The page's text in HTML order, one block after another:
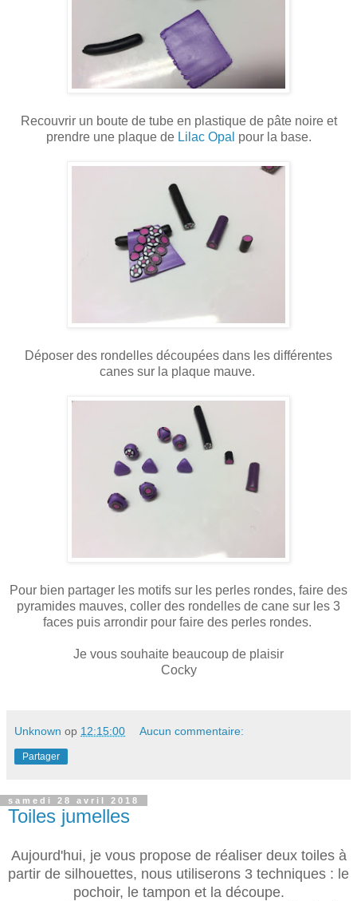
Recouvrir un boute de tube en plastique de pâte noire et
prendre une plaque de Lilac Opal pour la base.
Déposer des rondelles découpées dans les différentes
canes sur la plaque mauve.
Pour bien partager les motifs sur les perles rondes, faire des
pyramides mauves, coller des rondelles de cane sur les 3
faces puis arrondir pour faire des perles rondes.
Je vous souhaite beaucoup de plaisir
Cocky
Unknown op 12:15:00 Aucun commentaire:
Partager
samedi 28 avril 2018
Toiles jumelles
Aujourd'hui, je vous propose de réaliser deux toiles à
partir de silhouettes, nous utiliserons 3 techniques : le
pochoir, le tampon et la découpe.